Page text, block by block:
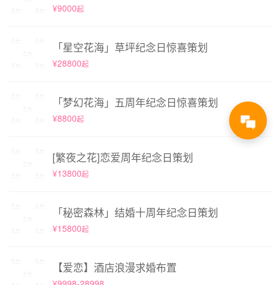
¥9000起
「星空花海」草坪纪念日惊喜策划
¥28800起
「梦幻花海」五周年纪念日惊喜策划
¥8800起
[繁夜之花]恋爱周年纪念日策划
¥13800起
「秘密森林」结婚十周年纪念日策划
¥15800起
【爱恋】酒店浪漫求婚布置